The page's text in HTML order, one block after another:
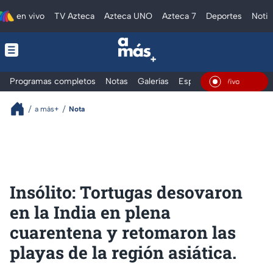
en vivo TV Azteca Azteca UNO Azteca 7 Deportes
Programas completos Notas Galerías EspecialesEn Vivo
a más+ Nota
Insólito: Tortugas desovaron
en la India en plena
cuarentena y retomaron las
playas de la región asiática.